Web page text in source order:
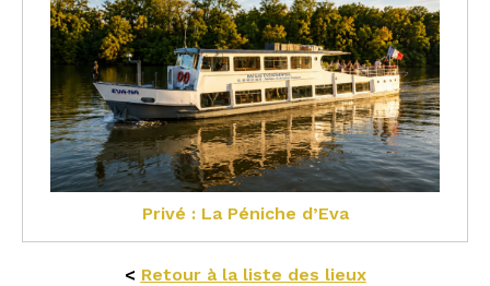
Privé : La Péniche d’Eva
< Retour à la liste des lieux